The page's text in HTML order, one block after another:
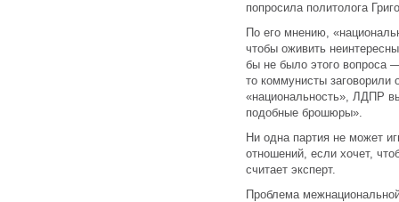
попросила политолога
По его мнению,
чтобы оживить
бы не было этого вопроса
то коммунисты заговорили
«национальность», ЛДПР
подобные брошюры».
Ни одна партия не может
отношений, если хочет,
считает эксперт.
Проблема